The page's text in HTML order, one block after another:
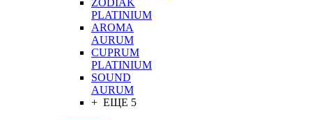
ZODIAK
PLATINIUM
AROMA
AURUM
CUPRUM
PLATINIUM
SOUND
AURUM
+ ЕЩЕ 5